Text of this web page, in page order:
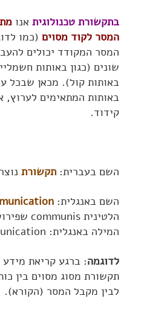
בתקשורת טכנולוגית אנו
המסר לקוד מסוים (כמו
המסר המקודד יכולים
שונים (כגון באותות
באותות קול). מכאן שבכל
באותות המתאימים
קידוד.
השם בעברית: תקשורת
השם באנגלית:
הלטינית communis שפירושה "
המילה באנגלית: Communication.
לדוגמה: ברגע קריאת
תקשורת מסוג מסוים בין
לבין מקבל המסר (הקורא).